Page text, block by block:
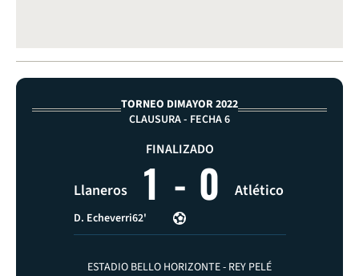
TORNEO DIMAYOR 2022
CLAUSURA - FECHA 6
Llaneros
FINALIZADO
1 - 0 Atlético
D. Echeverri62'
ESTADIO BELLO HORIZONTE - REY PELÉ